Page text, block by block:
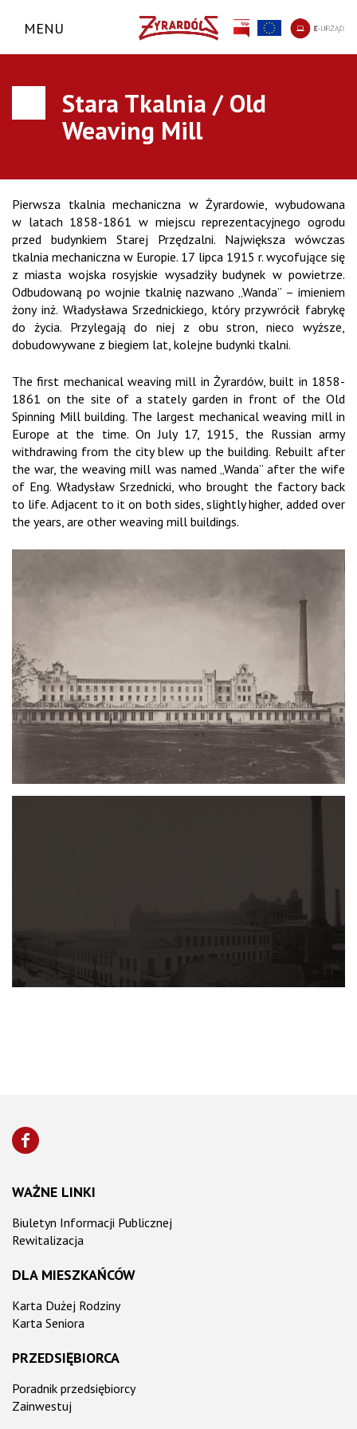
MENU
Stara Tkalnia / Old
Weaving Mill
Pierwsza tkalnia mechaniczna w Żyrardowie, wybudowana
w latach 1858-1861 w miejscu reprezentacyjnego ogrodu
przed budynkiem Starej Przędzalni. Największa wówczas
tkalnia mechaniczna w Europie. 17 lipca 1915 r. wycofujące się
z miasta wojska rosyjskie wysadziły budynek w powietrze.
Odbudowaną po wojnie tkalnię nazwano „Wanda” – imieniem
żony inż. Władysława Srzednickiego, który przywrócił fabrykę
do życia. Przylegają do niej z obu stron, nieco wyższe,
dobudowywane z biegiem lat, kolejne budynki tkalni.
The first mechanical weaving mill in Żyrardów, built in 1858-
1861 on the site of a stately garden in front of the Old
Spinning Mill building. The largest mechanical weaving mill in
Europe at the time. On July 17, 1915, the Russian army
withdrawing from the city blew up the building. Rebuilt after
the war, the weaving mill was named „Wanda” after the wife
of Eng. Władysław Srzednicki, who brought the factory back
to life. Adjacent to it on both sides, slightly higher, added over
the years, are other weaving mill buildings.
WAŻNE LINKI
Biuletyn Informacji Publicznej
Rewitalizacja
DLA MIESZKAŃCÓW
Karta Dużej Rodziny
Karta Seniora
PRZEDSIĘBIORCA
Poradnik przedsiębiorcy
Zainwestuj